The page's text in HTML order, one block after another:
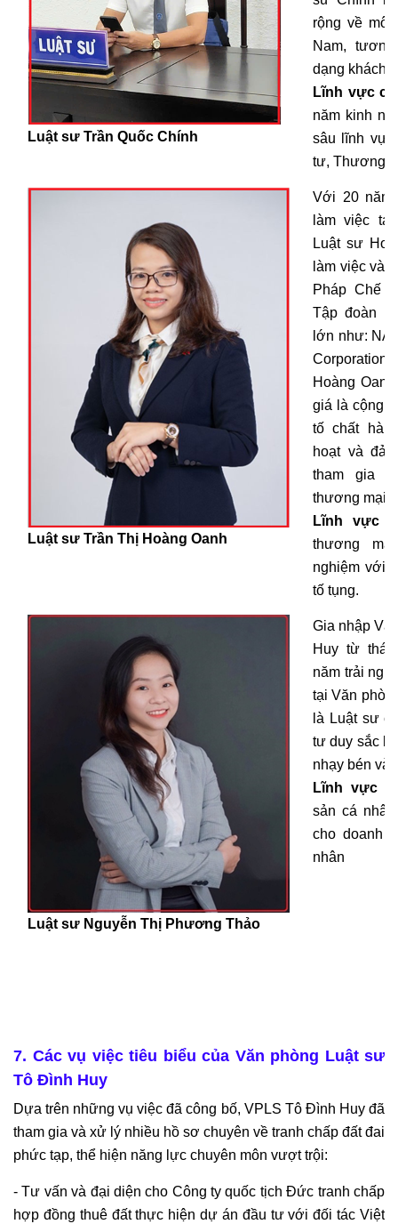
Luật sư Trần Quốc Chính
rộng về
Nam,
dạng khách
Lĩnh vực
năm kinh
sâu lĩnh
tư, Thương
Luật sư Trần Thị Hoàng Oanh
Với 20 năm
làm việc
Luật sư
làm việc và
Pháp Chế
Tập đoàn
lớn như:
Hoàng
giá là cộng
tố chất
hoạt và
tham gia
thương mại,
Lĩnh vực
thương
nghiệm với
tố tụng.
Luật sư Nguyễn Thị Phương Thảo
Gia nhập
Huy từ
năm trải
tại Văn
là Luật sư
tư duy sắc
nhạy bén và
Lĩnh vực
sản cá
cho doanh
nhân
7. Các vụ việc tiêu biểu của Văn phòng Luật sư
Tô Đình Huy
Dựa trên những vụ việc đã công bố, VPLS Tô Đình Huy đã
tham gia và xử lý nhiều hồ sơ chuyên về tranh chấp đất đai
phức tạp, thể hiện năng lực chuyên môn vượt trội:
- Tư vấn và đại diện cho Công ty quốc tịch Đức tranh chấp
hợp đồng thuê đất thực hiện dự án đầu tư với đối tác Việt